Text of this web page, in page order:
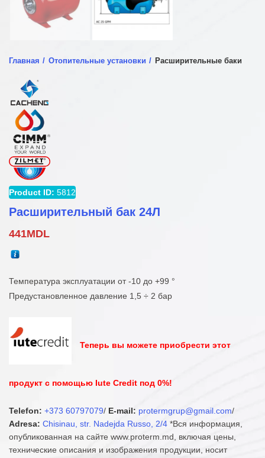
Главная Отопительные установки Расширительные баки
Product ID: 5812
Расширительный бак 24Л
441MDL
Температура эксплуатации от -10 до +99 °
Предустановленное давление 1,5 ÷ 2 бар
Теперь вы можете приобрести этот
продукт с помощью Iute Credit под 0%!
Telefon: +373 60797079/ E-mail: protermgrup@gmail.com/
Adresa: Chisinau, str. Nadejda Russo, 2/4 *Вся информация,
опубликованная на сайте www.proterm.md, включая цены,
технические описания и изображения продукции, носит